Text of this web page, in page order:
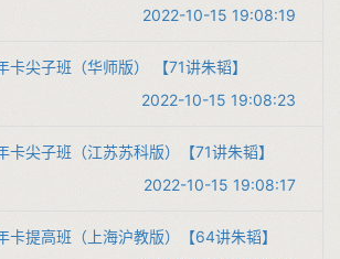
2022-10-15 19:08:19
卡尖子班（华师版） 【71讲朱韬】
2022-10-15 19:08:23
卡尖子班（江苏苏科版）【71讲朱韬】
2022-10-15 19:08:17
卡提高班（上海沪教版）【64讲朱韬】